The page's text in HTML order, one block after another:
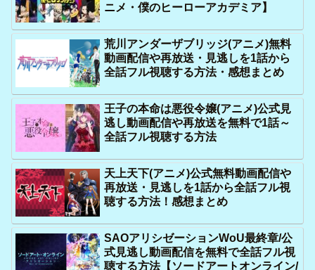
ニメ・僕のヒーローアカデミア】
荒川アンダーザブリッジ(アニメ)無料
動画配信や再放送・見逃しを1話から
全話フル視聴する方法・感想まとめ
王子の本命は悪役令嬢(アニメ)公式見
逃し動画配信や再放送を無料で1話～
全話フル視聴する方法
天上天下(アニメ)公式無料動画配信や
再放送・見逃しを1話から全話フル視
聴する方法！感想まとめ
SAOアリシゼーションWoU最終章/公
式見逃し動画配信を無料で全話フル視
聴する方法【ソードアートオンライン/